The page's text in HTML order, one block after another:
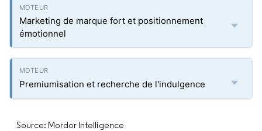
Marketing de marque fort et positionnement
émotionnel
Premiumisation et recherche de l'indulgence
Source: Mordor Intelligence